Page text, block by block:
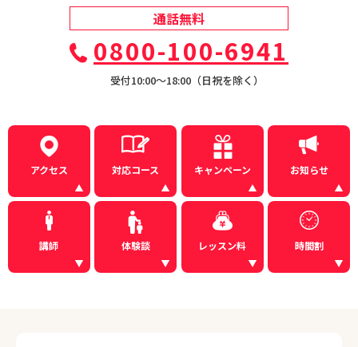
通話無料
0800-100-6941
受付10:00〜18:00（日祝を除く）
アクセス 対応コース キャンペーン お知らせ
講師 体験談 レッスン料 時間割